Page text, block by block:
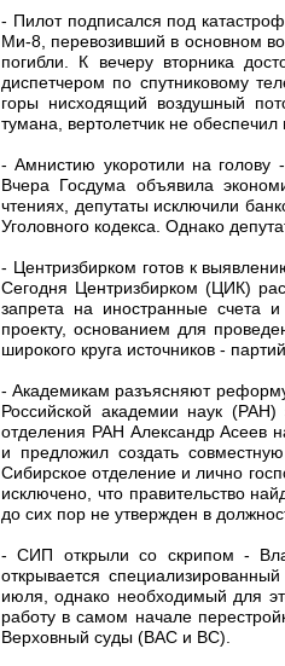
- Пилот подписался под
Ми-8, перевозивший в основном
погибли. К вечеру вторника
диспетчером по спутниковому
горы нисходящий воздушный
тумана, вертолетчик не
- Амнистию укоротили на голову
Вчера Госдума объявила
чтениях, депутаты исключили
Уголовного кодекса. Однако
- Центризбирком готов к
Сегодня Центризбирком (ЦИК)
запрета на иностранные счета
проекту, основанием для
широкого круга источников -
- Академикам разъясняют
Российской академии наук (РАН)
отделения РАН Александр Асеев
и предложил создать
Сибирское отделение и лично
исключено, что правительство
до сих пор не утвержден в
- СИП открыли со скрипом -
открывается
июля, однако необходимый для
работу в самом начале
Верховный суды (ВАС и ВС).